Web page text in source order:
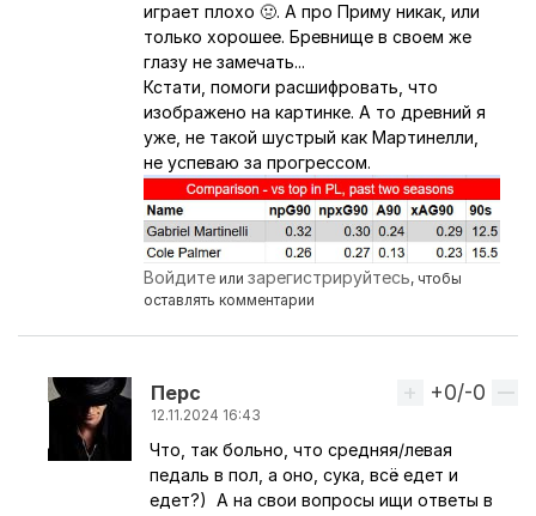
играет плохо 🤢. А про Приму никак, или
только хорошее. Бревнище в своем же
глазу не замечать...
Кстати, помоги расшифровать, что
изображено на картинке. А то древний я
уже, не такой шустрый как Мартинелли,
не успеваю за прогрессом.
Войдите илизарегистрируйтесь, чтобы
оставлять комментарии
Перс
12.11.2024 16:43
Ответ на комментарий пользователя4empion
Вверх
+0/-0
Что, так больно, что средняя/левая
педаль в пол, а оно, сука, всё едет и
едет?) А на свои вопросы ищи ответы в